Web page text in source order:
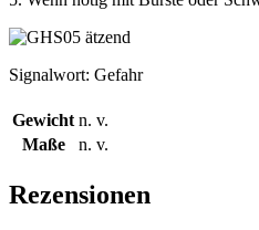
Signalwort: Gefahr
Gewicht n. v.
Maße
n. v.
Rezensionen